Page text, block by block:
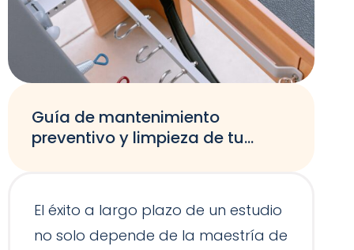
Guía de mantenimiento
preventivo y limpieza de tu
El éxito a largo plazo de un estudio
no solo depende de la maestría de